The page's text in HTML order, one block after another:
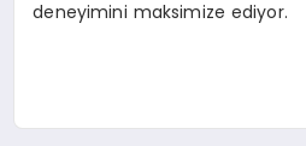
deneyimini maksimize ediyor.